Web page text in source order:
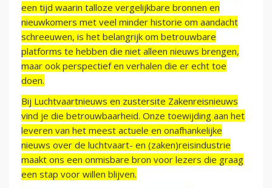
een tijd waarin talloze vergelijkbare bronnen en
nieuwkomers met veel minder historie om aandacht
schreeuwen, is het belangrijk om betrouwbare
platforms te hebben die niet alleen nieuws brengen,
maar ook perspectief en verhalen die er echt toe
doen.
Bij Luchtvaartnieuws en zustersite Zakenreisnieuws
vind je die betrouwbaarheid. Onze toewijding aan het
leveren van het meest actuele en onafhankelijke
nieuws over de luchtvaart- en (zaken)reisindustrie
maakt ons een onmisbare bron voor lezers die graag
een stap voor willen blijven.